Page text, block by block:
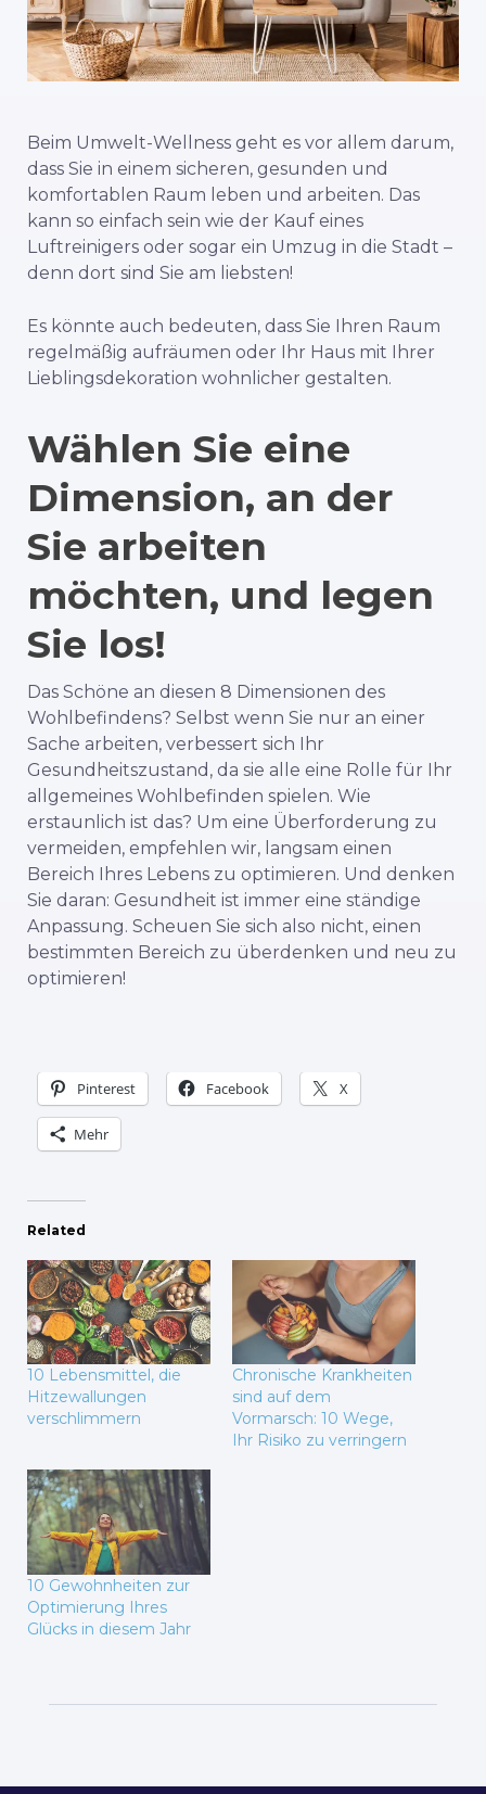
Beim Umwelt-Wellness geht es vor allem darum,
dass Sie in einem sicheren, gesunden und
komfortablen Raum leben und arbeiten. Das
kann so einfach sein wie der Kauf eines
Luftreinigers oder sogar ein Umzug in die Stadt –
denn dort sind Sie am liebsten!
Es könnte auch bedeuten, dass Sie Ihren Raum
regelmäßig aufräumen oder Ihr Haus mit Ihrer
Lieblingsdekoration wohnlicher gestalten.
Wählen Sie eine
Dimension, an der
Sie arbeiten
möchten, und legen
Sie los!
Das Schöne an diesen 8 Dimensionen des
Wohlbefindens? Selbst wenn Sie nur an einer
Sache arbeiten, verbessert sich Ihr
Gesundheitszustand, da sie alle eine Rolle für Ihr
allgemeines Wohlbefinden spielen. Wie
erstaunlich ist das? Um eine Überforderung zu
vermeiden, empfehlen wir, langsam einen
Bereich Ihres Lebens zu optimieren. Und denken
Sie daran: Gesundheit ist immer eine ständige
Anpassung. Scheuen Sie sich also nicht, einen
bestimmten Bereich zu überdenken und neu zu
optimieren!
Pinterest Facebook X
Mehr
Related
10 Lebensmittel, die
Hitzewallungen
verschlimmern
Chronische Krankheiten
sind auf dem
Vormarsch: 10 Wege,
Ihr Risiko zu verringern
10 Gewohnheiten zur
Optimierung Ihres
Glücks in diesem Jahr